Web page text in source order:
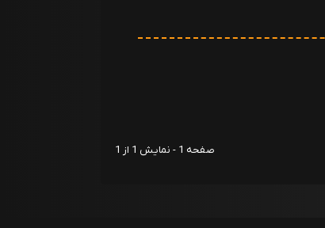
صفحه 1 - نمایش 1 از 1